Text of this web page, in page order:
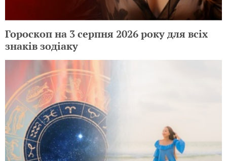
Гороскоп на 3 серпня 2026 року для всіх
знаків зодіаку